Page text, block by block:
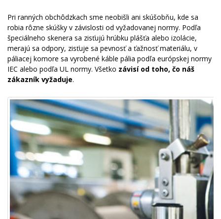
Pri ranných obchôdzkach sme neobišli ani skúšobňu, kde sa
robia rôzne skúšky v závislosti od vyžadovanej normy. Podľa
špeciálneho skenera sa zisťujú hrúbku plášťa alebo izolácie,
merajú sa odpory, zisťuje sa pevnosť a ťažnosť materiálu, v
páliacej komore sa vyrobené káble pália podľa európskej normy
IEC alebo podľa UL normy. Všetko závisí od toho, čo náš
zákazník vyžaduje.